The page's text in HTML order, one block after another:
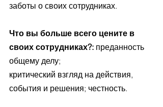
заботы о своих сотрудниках.
Что вы больше всего цените в
своих сотрудниках?: преданность
общему делу;
критический взгляд на действия,
события и решения; честность.